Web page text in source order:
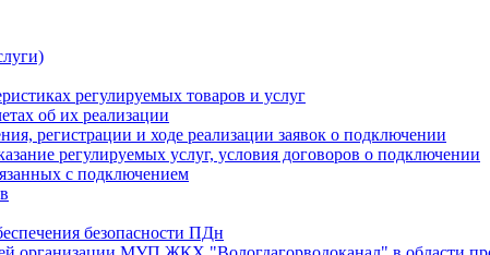
регулируемых товаров и услуг
об их реализации
регистрации и ходе реализации заявок о подключении
регулируемых услуг, условия договоров о подключении
с подключением
безопасности ПДн